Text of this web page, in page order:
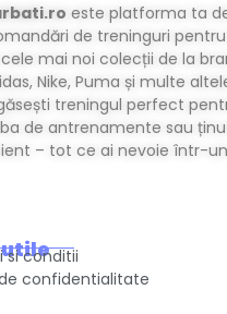
este platforma ta
de treninguri
mai noi colecții de la
Nike, Puma și multe
treningul perfect
de antrenamente sau
– tot ce ai nevoie într-
si conditii
confidentialitate